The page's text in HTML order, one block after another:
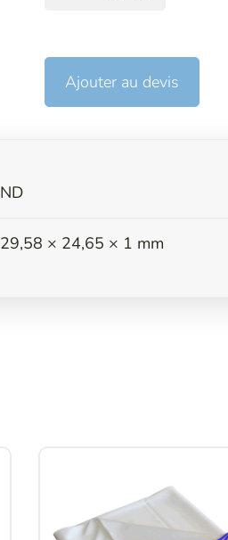
Ajouter au devis
ND
29,58 × 24,65 × 1 mm